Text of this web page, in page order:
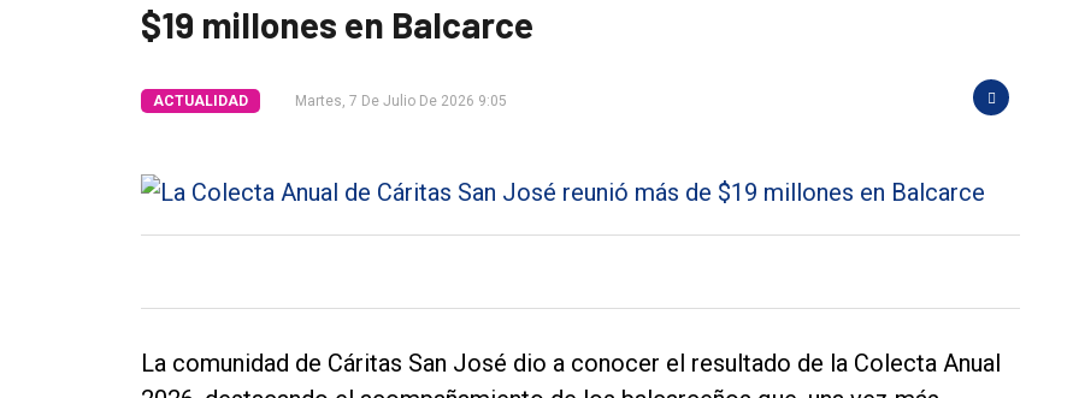
Tendencia
Fúnebres
$19 millones en Balcarce
ACTUALIDAD Martes, 7 De Julio De 2026 9:05
La comunidad de Cáritas San José dio a conocer el resultado de la Colecta Anual